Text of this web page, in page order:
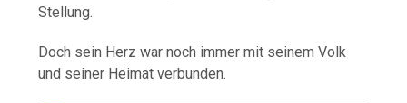
Stellung.
Doch sein Herz war noch immer mit seinem Volk
und seiner Heimat verbunden.